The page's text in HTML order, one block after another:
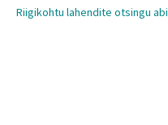
Riigikohtu lahendite otsingu abi